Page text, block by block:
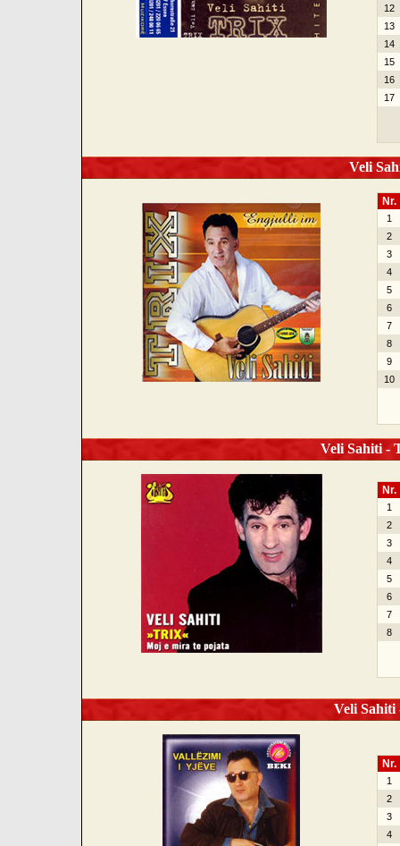
12
13
14
15
16
17
Veli
Nr.
1
2
3
4
5
6
7
8
9
10
Veli Sahiti -
Nr.
1
2
3
4
5
6
7
8
Veli
Nr.
1
2
3
4